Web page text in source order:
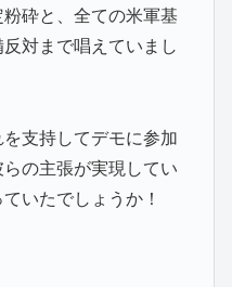
砕と、全ての米軍基
対まで唱えていまし
支持してデモに参加
の主張が実現してい
いたでしょうか！